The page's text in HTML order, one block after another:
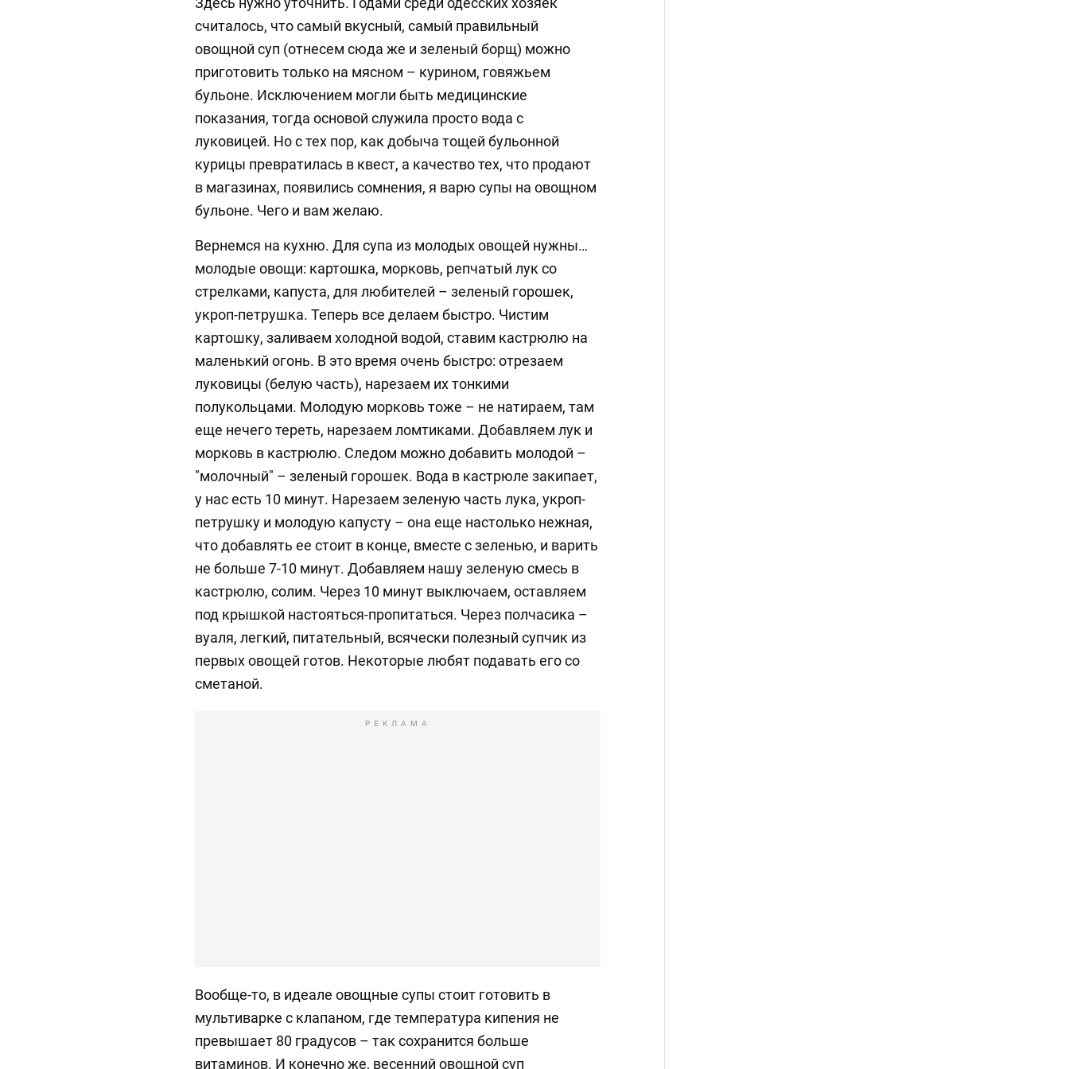
считалось, что самый вкусный, самый правильный
овощной суп (отнесем сюда же и зеленый борщ) можно
приготовить только на мясном – курином, говяжьем
бульоне. Исключением могли быть медицинские
показания, тогда основой служила просто вода с
луковицей. Но с тех пор, как добыча тощей бульонной
курицы превратилась в квест, а качество тех, что продают
в магазинах, появились сомнения, я варю супы на овощном
бульоне. Чего и вам желаю.
Вернемся на кухню. Для супа из молодых овощей нужны…
молодые овощи: картошка, морковь, репчатый лук со
стрелками, капуста, для любителей – зеленый горошек,
укроп-петрушка. Теперь все делаем быстро. Чистим
картошку, заливаем холодной водой, ставим кастрюлю на
маленький огонь. В это время очень быстро: отрезаем
луковицы (белую часть), нарезаем их тонкими
полукольцами. Молодую морковь тоже – не натираем, там
еще нечего тереть, нарезаем ломтиками. Добавляем лук и
морковь в кастрюлю. Следом можно добавить молодой –
"молочный" – зеленый горошек. Вода в кастрюле закипает,
у нас есть 10 минут. Нарезаем зеленую часть лука, укроп-
петрушку и молодую капусту – она еще настолько нежная,
что добавлять ее стоит в конце, вместе с зеленью, и варить
не больше 7-10 минут. Добавляем нашу зеленую смесь в
кастрюлю, солим. Через 10 минут выключаем, оставляем
под крышкой настояться-пропитаться. Через полчасика –
вуаля, легкий, питательный, всячески полезный супчик из
первых овощей готов. Некоторые любят подавать его со
сметаной.
РЕКЛАМА
Вообще-то, в идеале овощные супы стоит готовить в
мультиварке с клапаном, где температура кипения не
превышает 80 градусов – так сохранится больше
витаминов. И конечно же, весенний овощной суп